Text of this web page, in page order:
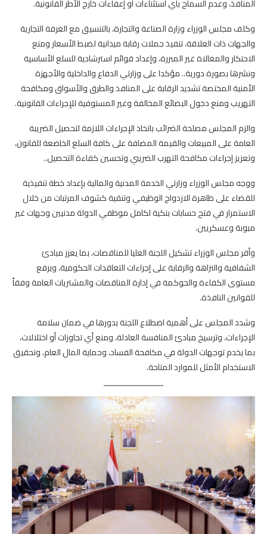
المنافذ، وعدم السماح بأي استثناءات أو إعفاءات خارج الأطر القانونية.
وكلف مجلس الوزراء وزارة الصناعة والتجارة، بالتنسيق مع الغرفة التجارية
والجهات ذات العلاقة، تنفيذ حملات رقابة ميدانية لضبط الأسعار ومنع
الاحتكار والمغالاة غير المبررة، وإعداد قوائم استرشادية للسلع الأساسية
ونشرها بصورة دورية.. مؤكدا على وزارتي الدفاع والداخلية والأجهزة
الأمنية المختصة تشديد الرقابة على المنافذ والطرق والأسواق ومكافحة
التهريب ومنع دخول البضائع المخالفة وغير المستوفية للإجراءات القانونية.
والزم المجلس مصلحة الضرائب باتخاذ الإجراءات اللازمة لتحصيل الضريبة
العامة على المبيعات والقيمة المضافة على كافة السلع الخاضعة للقانون،
وتعزيز إجراءات مكافحة التهرب الضريبي وتحسين كفاءة التحصيل..
ووجه مجلس الوزراء وزارتي الخدمة المدنية والمالية بإعداد خطة تنفيذية
للقضاء على ظاهرة الازدواج الوظيفي وتنقية كشوف المرتبات من خلال
الاستمرار في فتح حسابات بنكية لكامل موظفي الدولة مدنيين وجهات غير
مبوبة وعسكريين.
وأقر مجلس الوزراء تشكيل اللجنة العليا للمناقصات، بما يعزز مبادئ
الشفافية والنزاهة والرقابة على إجراءات التعاقدات الحكومية، ويرفع
مستوى الكفاءة والحوكمة في إدارة المناقصات والمشتريات العامة وفقاً
للقوانين النافذة.
وشدد المجلس على أهمية اضطلاع اللجنة بدورها في ضمان سلامة
الإجراءات، وترسيخ مبادئ المنافسة العادلة، ومنع أي تجاوزات أو اختلالات،
بما يخدم توجهات الدولة في مكافحة الفساد، وحماية المال العام، وتحقيق
الاستخدام الأمثل للموارد المتاحة.